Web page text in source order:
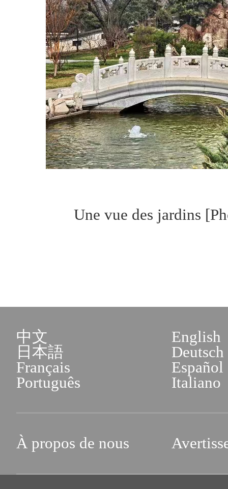
Une vue des jardins
中文
English
日本語
Deutsch
Français
Español
Português
Italiano
À propos de nous